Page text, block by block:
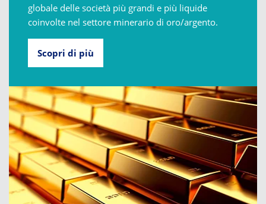
globale delle società più grandi e più liquide
coinvolte nel settore minerario di oro/argento.
Scopri di più